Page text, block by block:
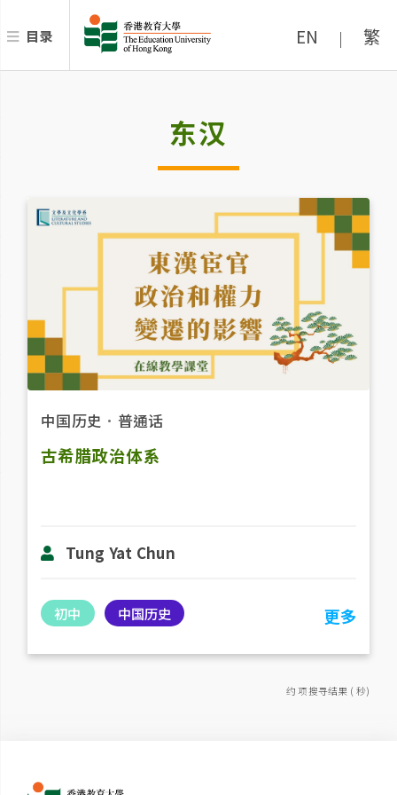
目录 EN | 繁
东汉
中国历史 ． 普通话
古希腊政治体系
Tung Yat Chun
初中 中国历史 更多
约 项搜寻结果 ( 秒)